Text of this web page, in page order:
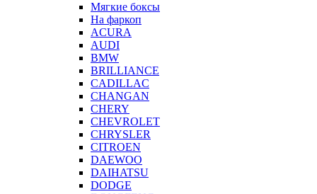
Мягкие боксы
На фаркоп
ACURA
AUDI
BMW
BRILLIANCE
CADILLAC
CHANGAN
CHERY
CHEVROLET
CHRYSLER
CITROEN
DAEWOO
DAIHATSU
DODGE